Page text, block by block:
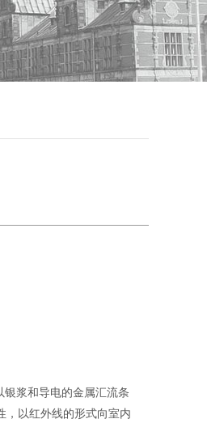
浆和导电的金属汇流条
，以红外线的形式向室内